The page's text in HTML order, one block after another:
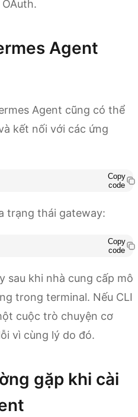
Agent
Agent cũng có thể
kết nối với các ứng
Copy
code
trạng thái gateway:
Copy
code
sau khi nhà cung cấp mô
trong terminal. Nếu CLI
cuộc trò chuyện cơ
vì cùng lý do đó.
gặp khi cài